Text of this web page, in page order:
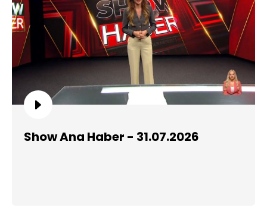
Show Ana Haber - 31.07.2026